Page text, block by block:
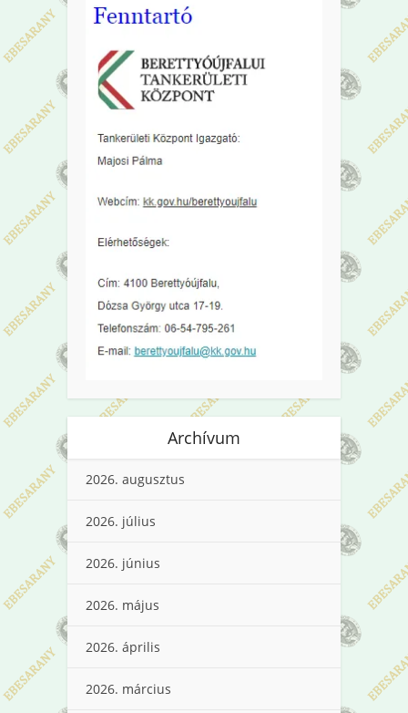
Archívum
2026. augusztus
2026. július
2026. június
2026. május
2026. április
2026. március